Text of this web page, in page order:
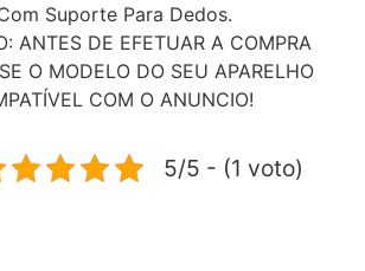
Suporte Para Dedos.
ANTES DE EFETUAR A COMPRA
O MODELO DO SEU APARELHO
COM O ANUNCIO!
5/5 - (1 voto)